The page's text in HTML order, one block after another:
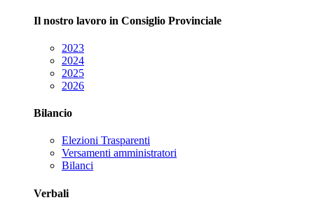
Il nostro lavoro in Consiglio Provinciale
2023
2024
2025
2026
Bilancio
Elezioni Trasparenti
Versamenti amministratori
Bilanci
Verbali